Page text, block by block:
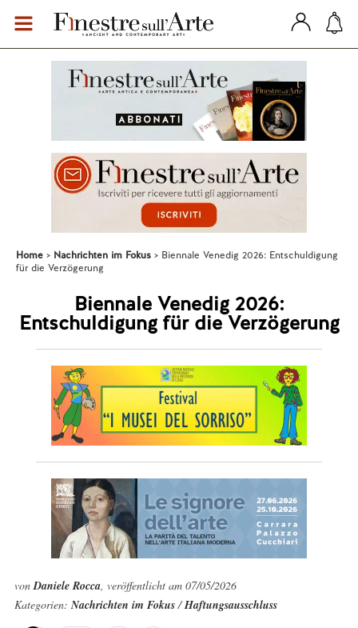
Home Nachrichten im Fokus
Biennale Venedig 2026: Entschuldigung
für die Verzögerung
Biennale Venedig 2026:
Entschuldigung für die Verzögerung
vonDaniele Rocca, veröffentlicht am 07/05/2026
Kategorien:Nachrichten im Fokus/Haftungsausschluss